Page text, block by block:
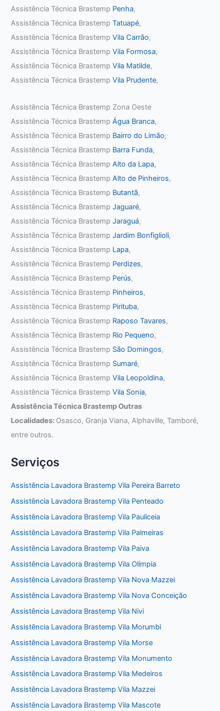
Assistência Técnica Brastemp Penha,
Assistência Técnica BrastempTatuapé,
Assistência Técnica BrastempVila Carrão,
Assistência Técnica BrastempVila Formosa,
Assistência Técnica BrastempVila Matilde,
Assistência Técnica BrastempVila Prudente,
Assistência Técnica Brastemp Zona Oeste
Assistência Técnica BrastempÁgua Branca,
Assistência Técnica Brastemp Bairro do Limão,
Assistência Técnica Brastemp Barra Funda,
Assistência Técnica BrastempAlto da Lapa,
Assistência Técnica BrastempAlto de Pinheiros,
Assistência Técnica Brastemp Butantã,
Assistência Técnica BrastempJaguaré,
Assistência Técnica BrastempJaraguá,
Assistência Técnica BrastempJardim Bonfiglioli,
Assistência Técnica Brastemp Lapa,
Assistência Técnica Brastemp Perdizes,
Assistência Técnica Brastemp Perús,
Assistência Técnica Brastemp Pinheiros,
Assistência Técnica Brastemp Pirituba,
Assistência Técnica Brastemp Raposo Tavares,
Assistência Técnica Brastemp Rio Pequeno,
Assistência Técnica Brastemp São Domingos,
Assistência Técnica Brastemp Sumaré,
Assistência Técnica BrastempVila Leopoldina,
Assistência Técnica BrastempVila Sonia,
Assistência Técnica Brastemp Outras
Localidades: Osasco, Granja Viana, Alphaville, Tamboré,
entre outros.
Serviços
Assistência Lavadora Brastemp Vila Pereira Barreto
Assistência Lavadora Brastemp Vila Penteado
Assistência Lavadora Brastemp Vila Pauliceia
Assistência Lavadora Brastemp Vila Palmeiras
Assistência Lavadora Brastemp Vila Paiva
Assistência Lavadora Brastemp Vila Olímpia
Assistência Lavadora Brastemp Vila Nova Mazzei
Assistência Lavadora Brastemp Vila Nova Conceição
Assistência Lavadora Brastemp Vila Nivi
Assistência Lavadora Brastemp Vila Morumbi
Assistência Lavadora Brastemp Vila Morse
Assistência Lavadora Brastemp Vila Monumento
Assistência Lavadora Brastemp Vila Medeiros
Assistência Lavadora Brastemp Vila Mazzei
Assistência Lavadora Brastemp Vila Mascote